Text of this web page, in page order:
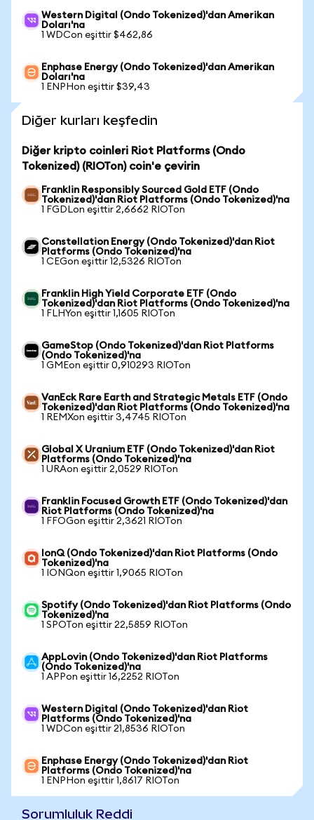
Western Digital (Ondo Tokenized)'dan Amerikan
Doları'na
1 WDCon eşittir $462,86
Enphase Energy (Ondo Tokenized)'dan Amerikan
Doları'na
1 ENPHon eşittir $39,43
Diğer kurları keşfedin
Diğer kripto coinleri Riot Platforms (Ondo
Tokenized) (RIOTon) coin'e çevirin
Franklin Responsibly Sourced Gold ETF (Ondo
Tokenized)'dan Riot Platforms (Ondo Tokenized)'na
1 FGDLon eşittir 2,6662 RIOTon
Constellation Energy (Ondo Tokenized)'dan Riot
Platforms (Ondo Tokenized)'na
1 CEGon eşittir 12,5326 RIOTon
Franklin High Yield Corporate ETF (Ondo
Tokenized)'dan Riot Platforms (Ondo Tokenized)'na
1 FLHYon eşittir 1,1605 RIOTon
GameStop (Ondo Tokenized)'dan Riot Platforms
(Ondo Tokenized)'na
1 GMEon eşittir 0,910293 RIOTon
VanEck Rare Earth and Strategic Metals ETF (Ondo
Tokenized)'dan Riot Platforms (Ondo Tokenized)'na
1 REMXon eşittir 3,4745 RIOTon
Global X Uranium ETF (Ondo Tokenized)'dan Riot
Platforms (Ondo Tokenized)'na
1 URAon eşittir 2,0529 RIOTon
Franklin Focused Growth ETF (Ondo Tokenized)'dan
Riot Platforms (Ondo Tokenized)'na
1 FFOGon eşittir 2,3621 RIOTon
IonQ (Ondo Tokenized)'dan Riot Platforms (Ondo
Tokenized)'na
1 IONQon eşittir 1,9065 RIOTon
Spotify (Ondo Tokenized)'dan Riot Platforms (Ondo
Tokenized)'na
1 SPOTon eşittir 22,5859 RIOTon
AppLovin (Ondo Tokenized)'dan Riot Platforms
(Ondo Tokenized)'na
1 APPon eşittir 16,2252 RIOTon
Western Digital (Ondo Tokenized)'dan Riot
Platforms (Ondo Tokenized)'na
1 WDCon eşittir 21,8536 RIOTon
Enphase Energy (Ondo Tokenized)'dan Riot
Platforms (Ondo Tokenized)'na
1 ENPHon eşittir 1,8617 RIOTon
Sorumluluk Reddi